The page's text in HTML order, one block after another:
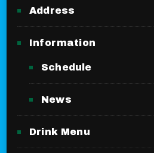
Address
Information
Schedule
News
Drink Menu